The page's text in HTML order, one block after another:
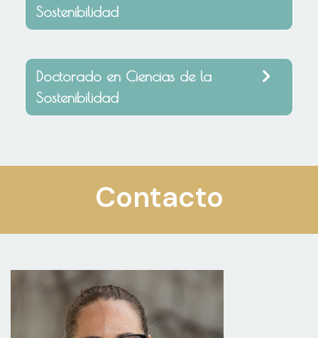
Sostenibilidad
Doctorado en Ciencias de la
Sostenibilidad
Contacto